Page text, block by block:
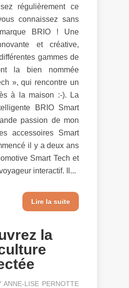
régulièrement ce
connaissez sans
BRIO ! Une
et créative,
gammes de
la bien nommée
», qui rencontre un
à la maison :-). La
BRIO Smart
passion de mon
accessoires Smart
il y a deux ans
Smart Tech et
interactif. Il...
Lire la suite
la
ANNE-LISE PERNOTTE